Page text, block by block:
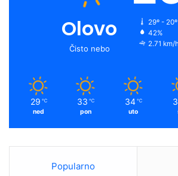
Olovo
Čisto nebo
29º - 20º
42%
2.71 km/h
29 ℃
ned
33 ℃
pon
34 ℃
uto
Popularno